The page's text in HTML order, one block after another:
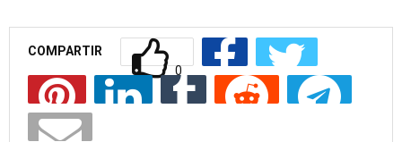
COMPARTIR
0